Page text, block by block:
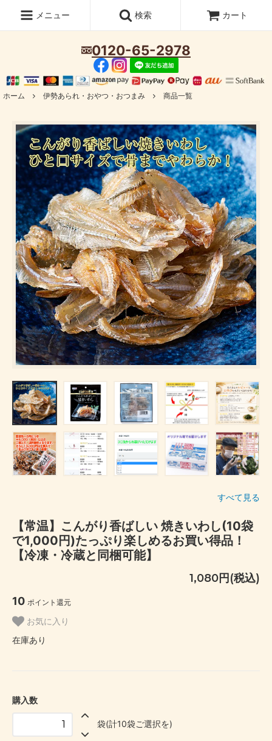
0120-65-2978
メニュー 検索 カート
ホーム 伊勢あられ・おやつ・おつまみ 商品一覧
すべて見る
【常温】こんがり香ばしい 焼きいわし(10袋
で1,000円)たっぷり楽しめるお買い得品！
【冷凍・冷蔵と同梱可能】
1,080円(税込)
10 ポイント還元
お気に入り
在庫あり
購入数
袋(計10袋ご選択を)